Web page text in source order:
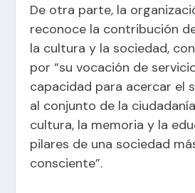
De otra parte, la
reconoce la contribución
la cultura y la sociedad,
por “su vocación de
capacidad para acercar el
al conjunto de la
cultura, la memoria y la
pilares de una sociedad
consciente”.